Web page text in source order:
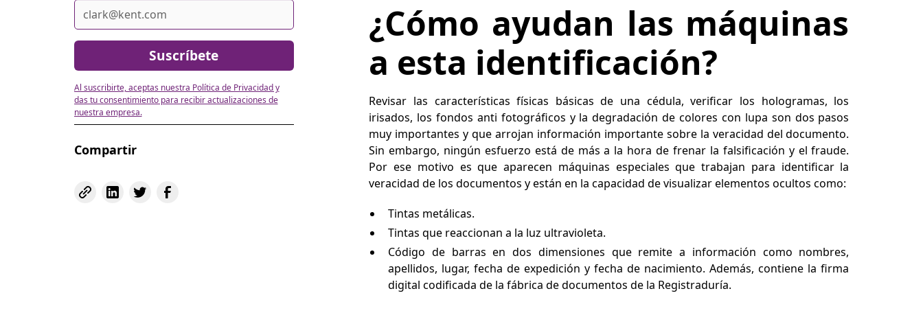
Al suscribirte, aceptas nuestra Política de Privacidad y
das tu consentimiento para recibir actualizaciones de
nuestra empresa.
Compartir
¿Cómo ayudan las máquinas
a esta identificación?
Revisar las características físicas básicas de una cédula, verificar los hologramas, los
irisados, los fondos anti fotográficos y la degradación de colores con lupa son dos pasos
muy importantes y que arrojan información importante sobre la veracidad del documento.
Sin embargo, ningún esfuerzo está de más a la hora de frenar la falsificación y el fraude.
Por ese motivo es que aparecen máquinas especiales que trabajan para identificar la
veracidad de los documentos y están en la capacidad de visualizar elementos ocultos como:
Tintas metálicas.
Tintas que reaccionan a la luz ultravioleta.
Código de barras en dos dimensiones que remite a información como nombres,
apellidos, lugar, fecha de expedición y fecha de nacimiento. Además, contiene la firma
digital codificada de la fábrica de documentos de la Registraduría.